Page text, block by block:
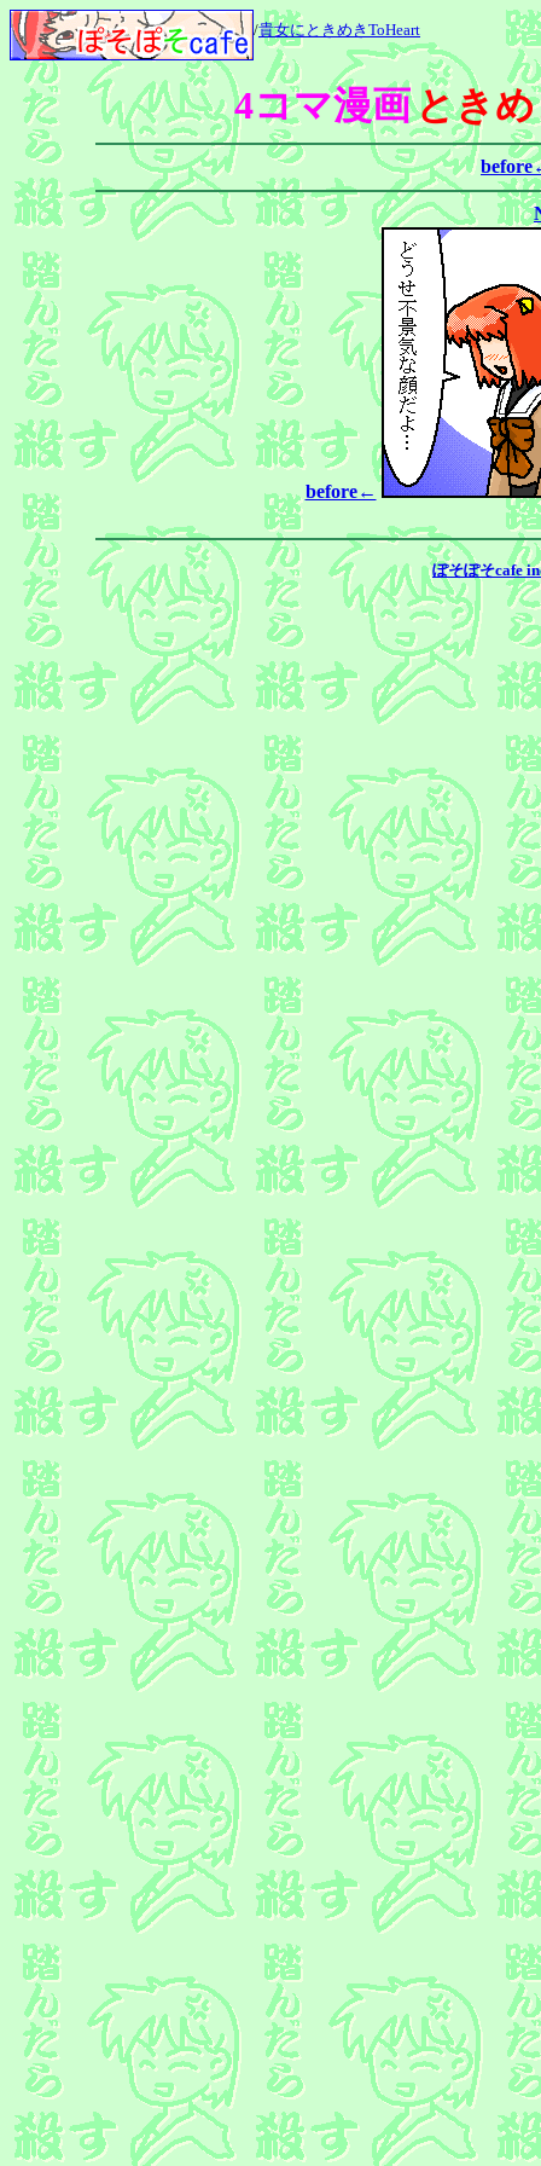
/貴女にときめきToHeart
4コマ漫画とき
before←
ぽそぽそcafe